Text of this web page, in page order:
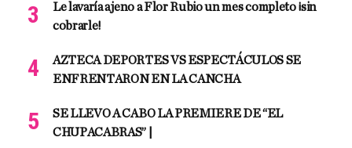
Le lavaría ajeno a Flor Rubio un mes completo ¡sin
cobrarle!
AZTECA DEPORTES VS ESPECTÁCULOS SE
ENFRENTARON EN LA CANCHA
SE LLEVO A CABO LA PREMIERE DE “EL
CHUPACABRAS” |